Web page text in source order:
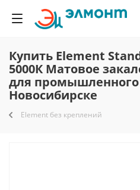
Купить Element
5000К Матовое
для
Новосибирске
Element без креплений